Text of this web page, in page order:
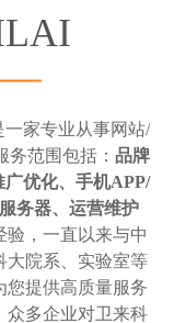
一家专业从事网站/
范围包括： 品牌
优化、手机APP/
务器、运营维护
验，一直以来与中
大院系、实验室等
您提供高质量服务
众多企业对卫来科